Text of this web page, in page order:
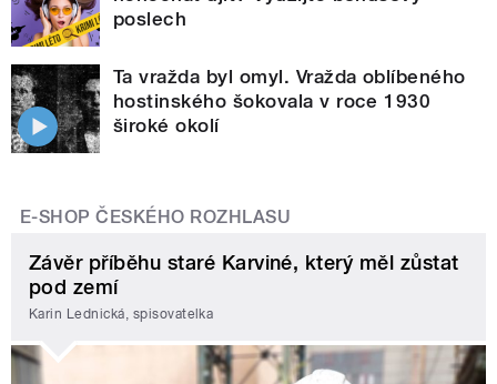
poslech
Ta vražda byl omyl. Vražda oblíbeného
hostinského šokovala v roce 1930
široké okolí
E-SHOP ČESKÉHO ROZHLASU
Závěr příběhu staré Karviné, který měl zůstat
pod zemí
Karin Lednická, spisovatelka